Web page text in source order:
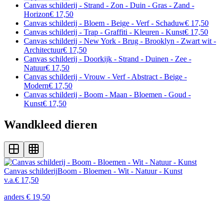
Canvas schilderij - Strand - Zon - Duin - Gras - Zand -
Horizon€ 17,50
Canvas schilderij - Bloem - Beige - Verf - Schaduw€ 17,50
Canvas schilderij - Trap - Graffiti - Kleuren - Kunst€ 17,50
Canvas schilderij - New York - Brug - Brooklyn - Zwart wit -
Architectuur€ 17,50
Canvas schilderij - Doorkijk - Strand - Duinen - Zee -
Natuur€ 17,50
Canvas schilderij - Vrouw - Verf - Abstract - Beige -
Modern€ 17,50
Canvas schilderij - Boom - Maan - Bloemen - Goud -
Kunst€ 17,50
Wandkleed dieren
Canvas schilderijBoom - Bloemen - Wit - Natuur - Kunst
v.a.€ 17,50
anders € 19,50